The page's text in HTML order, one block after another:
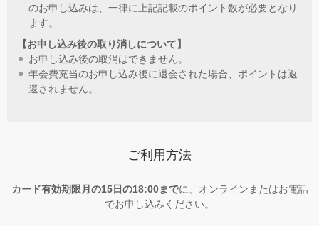
のお申し込みは、⼀律に上記記載のポイント数が必要となり
ます。
【お申し込み後の取り消しについて】
お申し込み後の取消はできません。
年会費充当のお申し込み後に退会された場合、ポイントは返
還されません。
ご利⽤⽅法
カード有効期限⽉の15⽇の18:00までに、オンラインまたはお電話
でお申し込みください。